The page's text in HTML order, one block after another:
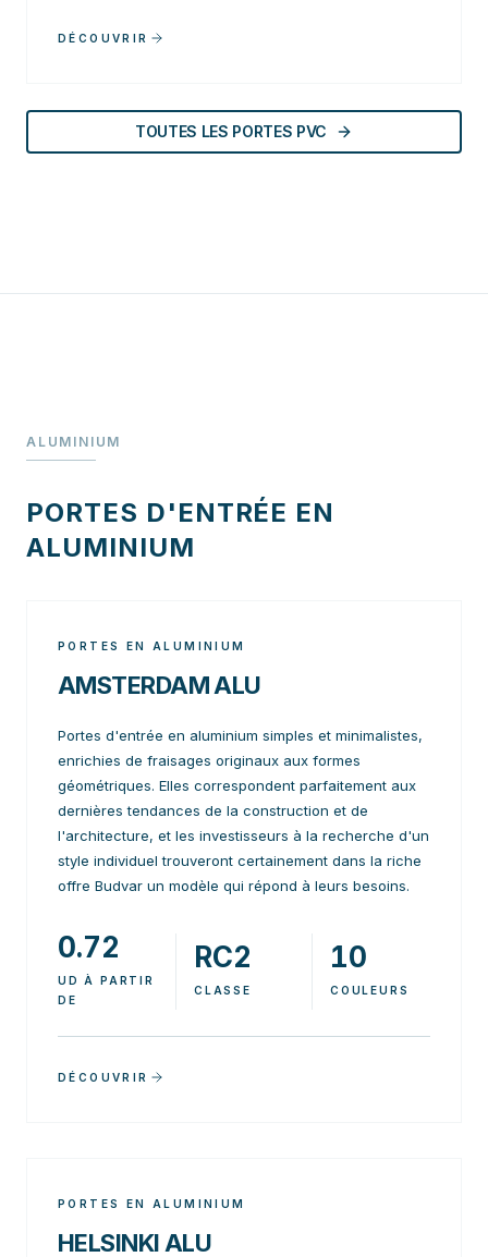
DÉCOUVRIR
TOUTES LES PORTES PVC
ALUMINIUM
PORTES D'ENTRÉE EN
ALUMINIUM
PORTES EN ALUMINIUM
AMSTERDAM ALU
Portes d'entrée en aluminium simples et minimalistes,
enrichies de fraisages originaux aux formes
géométriques. Elles correspondent parfaitement aux
dernières tendances de la construction et de
l'architecture, et les investisseurs à la recherche d'un
style individuel trouveront certainement dans la riche
offre Budvar un modèle qui répond à leurs besoins.
0.72
UD À PARTIR
DE
RC2
CLASSE
10
COULEURS
DÉCOUVRIR
PORTES EN ALUMINIUM
HELSINKI ALU